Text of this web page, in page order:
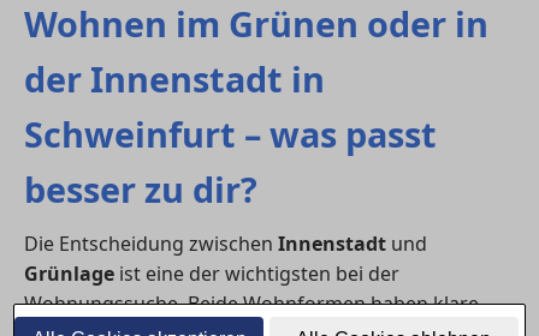
Wohnen im Grünen oder in
der Innenstadt in
Schweinfurt – was passt
besser zu dir?
Die Entscheidung zwischen Innenstadt und
Grünlage ist eine der wichtigsten bei der
Wohnungssuche. Beide Wohnformen haben klare